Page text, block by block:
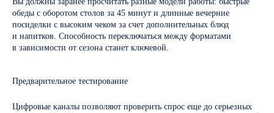
обеды с оборотом столов за 45 минут и длинные вечерние
посиделки с высоким чеком за счет дополнительных блюд
и напитков. Способность переключаться между форматами
в зависимости от сезона станет ключевой.
Предварительное тестирование
Цифровые каналы позволяют проверить спрос еще до серьезных